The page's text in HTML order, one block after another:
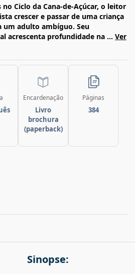
Ciclo da Cana-de-Açúcar, o leitor
crescer e passar de uma criança
um adulto ambíguo. Seu
acrescenta profundidade na ... Ver
Encardenação
Livro
brochura
(paperback)
Páginas
384
Sinopse: